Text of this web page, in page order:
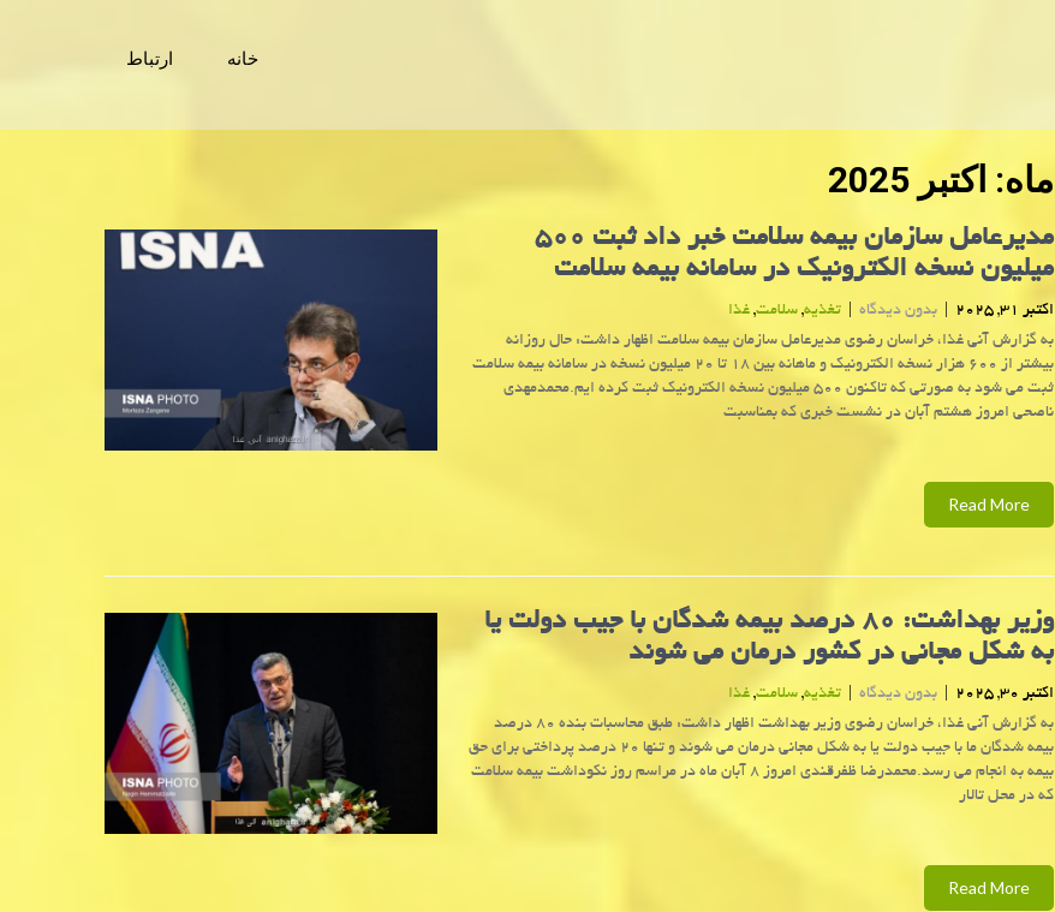
خانه ارتباط
ماه: اکتبر 2025
مدیرعامل سازمان بیمه سلامت خبر داد ثبت ۵۰۰
میلیون نسخه الکترونیک در سامانه بیمه سلامت
اکتبر 31, 2025 بدون دیدگاه تغذیه, سلامت, غذا
به گزارش آنی غذا، خراسان رضوی مدیرعامل سازمان بیمه سلامت اظهار داشت: حال روزانه
بیشتر از ۶۰۰ هزار نسخه الکترونیک و ماهانه بین ۱۸ تا ۲۰ میلیون نسخه در سامانه بیمه سلامت
ثبت می شود به صورتی که تاکنون ۵۰۰ میلیون نسخه الکترونیک ثبت کرده ایم.محمدمهدی
ناصحی امروز هشتم آبان در نشست خبری که بمناسبت
Read More
وزیر بهداشت: ۸۰ درصد بیمه شدگان با جیب دولت یا
به شکل مجانی در کشور درمان می شوند
اکتبر 30, 2025 بدون دیدگاه تغذیه, سلامت, غذا
به گزارش آنی غذا، خراسان رضوی وزیر بهداشت اظهار داشت: طبق محاسبات بنده ۸۰ درصد
بیمه شدگان ما با جیب دولت یا به شکل مجانی درمان می شوند و تنها ۲۰ درصد پرداختی برای حق
بیمه به انجام می رسد.محمدرضا ظفرقندی امروز ۸ آبان ماه در مراسم روز نکوداشت بیمه سلامت
که در محل تالار
Read More